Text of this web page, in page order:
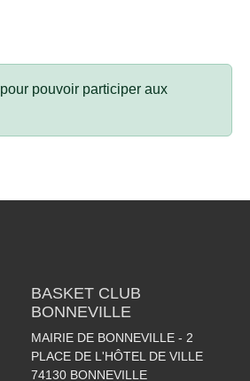
pour pouvoir participer aux
BASKET CLUB
BONNEVILLE
MAIRIE DE BONNEVILLE - 2
PLACE DE L'HÔTEL DE VILLE
74130 BONNEVILLE